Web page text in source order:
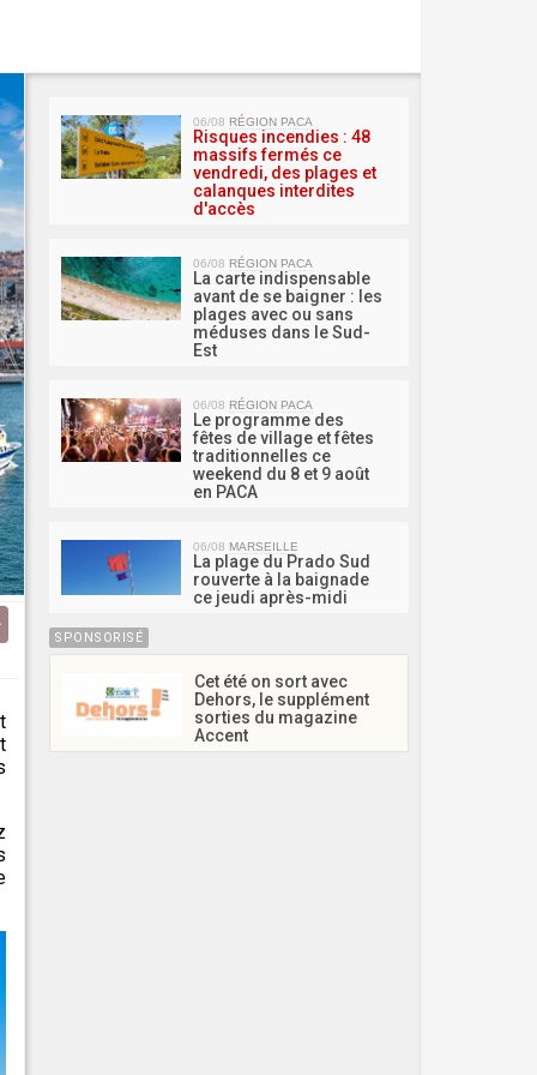
06/08 RÉGION PACA
Risques incendies : 48
massifs fermés ce
vendredi, des plages et
calanques interdites
d'accès
06/08 RÉGION PACA
La carte indispensable
avant de se baigner : les
plages avec ou sans
méduses dans le Sud-
Est
06/08 RÉGION PACA
Le programme des
fêtes de village et fêtes
traditionnelles ce
weekend du 8 et 9 août
en PACA
06/08 MARSEILLE
La plage du Prado Sud
rouverte à la baignade
ce jeudi après-midi
SPONSORISÉ
Cet été on sort avec
Dehors, le supplément
sorties du magazine
Accent